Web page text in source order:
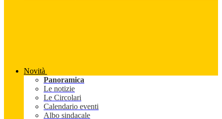
Novità
Panoramica
Le notizie
Le Circolari
Calendario eventi
Albo sindacale